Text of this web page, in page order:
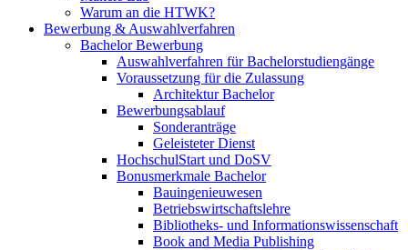
Warum an die HTWK?
Bewerbung & Auswahlverfahren
Bachelor Bewerbung
Auswahlverfahren für Bachelorstudiengänge
Voraussetzung für die Zulassung
Architektur Bachelor
Bewerbungsablauf
Sonderanträge
Geleisteter Dienst
HochschulStart und DoSV
Bonusmerkmale Bachelor
Bauingenieuwesen
Betriebswirtschaftslehre
Bibliotheks- und Informationswissenschaft
Book and Media Publishing